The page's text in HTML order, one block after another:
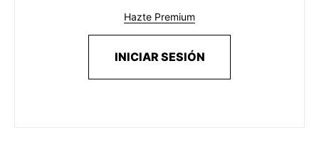
Hazte Premium
INICIAR SESIÓN